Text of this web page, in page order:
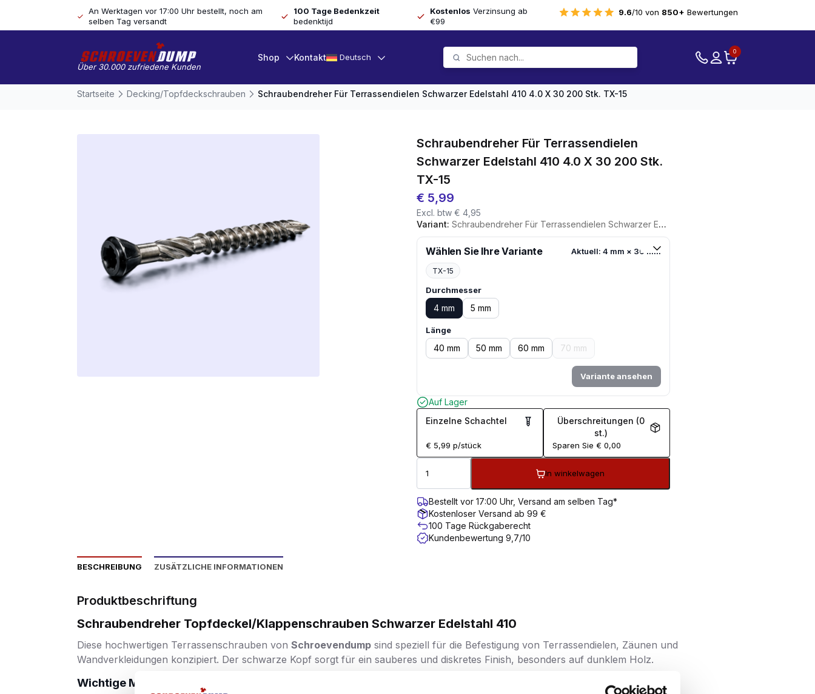
An Werktagen vor 17:00 Uhr bestellt, noch am
selben Tag versandt
100 Tage Bedenkzeit
bedenktijd
Kostenlos Verzinsung ab
€99
9.6/10 von 850+ Bewertungen
Über 30.000 zufriedene Kunden
Shop Kontakt Deutsch
0
Startseite Decking/Topfdeckschrauben Schraubendreher Für Terrassendielen Schwarzer Edelstahl 410 4.0 X 30 200 Stk. TX-15
Schraubendreher Für Terrassendielen
Schwarzer Edelstahl 410 4.0 X 30 200 Stk.
TX-15
€ 5,99
Excl. btw € 4,95
Variant: Schraubendreher Für Terrassendielen Schwarzer Edelstahl 410 4.0 X 30 200 Stk. TX-15
Wählen Sie Ihre Variante Aktuell: 4 mm × 30 mm
TX-15
Durchmesser
4 mm 5 mm
Länge
40 mm 50 mm 60 mm 70 mm
Variante ansehen
Auf Lager
Einzelne Schachtel
€ 5,99 p/stück
Überschreitungen (0
st.)
Sparen Sie € 0,00
In winkelwagen
Bestellt vor 17:00 Uhr, Versand am selben Tag*
Kostenloser Versand ab 99 €
100 Tage Rückgaberecht
Kundenbewertung 9,7/10
BESCHREIBUNG ZUSÄTZLICHE INFORMATIONEN
Produktbeschriftung
Schraubendreher Topfdeckel/Klappenschrauben Schwarzer Edelstahl 410
Diese hochwertigen Terrassenschrauben von Schroevendumpsind speziell für die Befestigung von Terrassendielen, Zäunen und
Wandverkleidungen konzipiert. Der schwarze Kopf sorgt für ein sauberes und diskretes Finish, besonders auf dunklem Holz.
Wichtige Merkmale: